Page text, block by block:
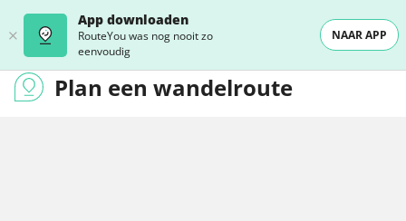
App downloaden
RouteYou was nog nooit zo
eenvoudig
NAAR APP
Plan een wandelroute